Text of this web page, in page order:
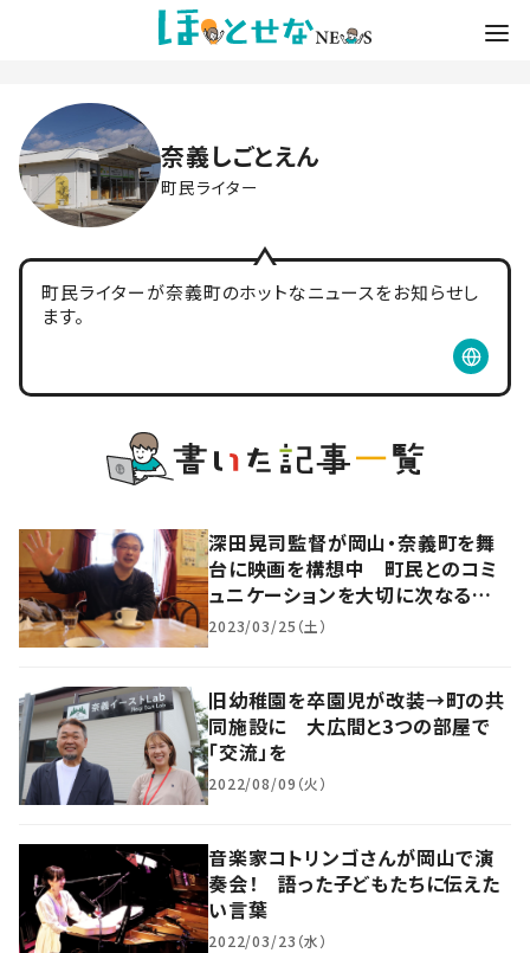
奈義しごとえん
町民ライター
町民ライターが奈義町のホットなニュースをお知らせし
ます。
深田晃司監督が岡山・奈義町を舞
台に映画を構想中 町民とのコミ
ュニケーションを大切に次なる作
品を
2023/03/25（土）
旧幼稚園を卒園児が改装→町の共
同施設に 大広間と3つの部屋で
「交流」を
2022/08/09（火）
音楽家コトリンゴさんが岡山で演
奏会！ 語った子どもたちに伝えた
い言葉
2022/03/23（水）